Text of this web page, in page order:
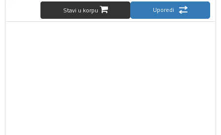
Stavi u korpu Uporedi